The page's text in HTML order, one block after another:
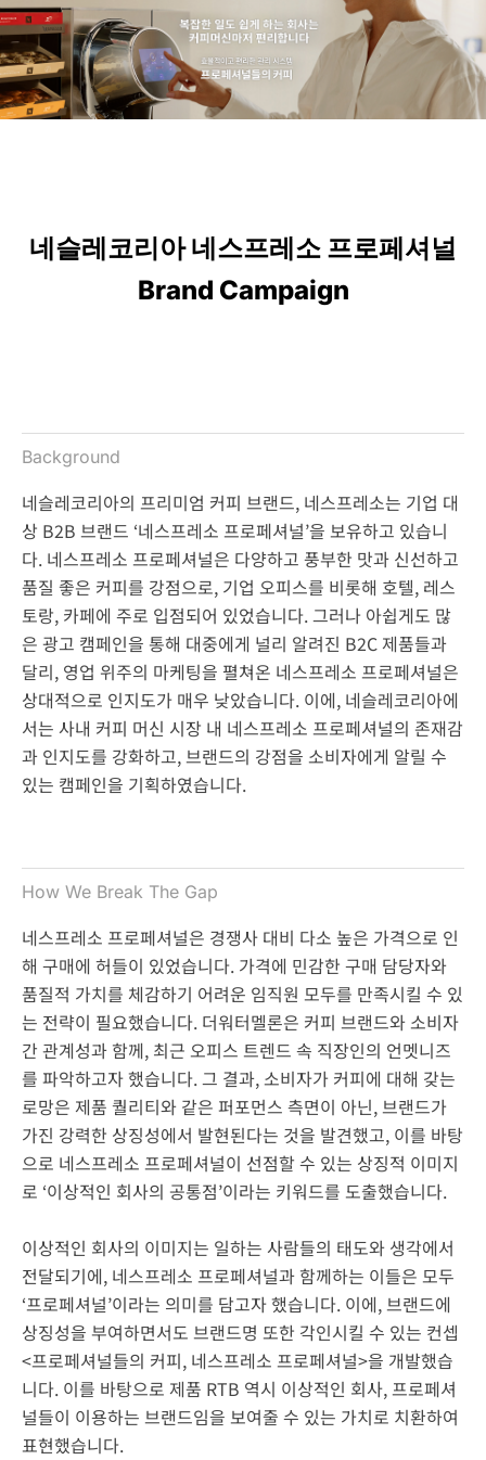
네슬레코리아 네스프레소 프로페셔널
Brand Campaign
Background
네슬레코리아의 프리미엄 커피 브랜드, 네스프레소는 기업 대
상 B2B 브랜드 ‘네스프레소 프로페셔널’을 보유하고 있습니
다. 네스프레소 프로페셔널은 다양하고 풍부한 맛과 신선하고
품질 좋은 커피를 강점으로, 기업 오피스를 비롯해 호텔, 레스
토랑, 카페에 주로 입점되어 있었습니다. 그러나 아쉽게도 많
은 광고 캠페인을 통해 대중에게 널리 알려진 B2C 제품들과
달리, 영업 위주의 마케팅을 펼쳐온 네스프레소 프로페셔널은
상대적으로 인지도가 매우 낮았습니다. 이에, 네슬레코리아에
서는 사내 커피 머신 시장 내 네스프레소 프로페셔널의 존재감
과 인지도를 강화하고, 브랜드의 강점을 소비자에게 알릴 수
있는 캠페인을 기획하였습니다.
How We Break The Gap
네스프레소 프로페셔널은 경쟁사 대비 다소 높은 가격으로 인
해 구매에 허들이 있었습니다. 가격에 민감한 구매 담당자와
품질적 가치를 체감하기 어려운 임직원 모두를 만족시킬 수 있
는 전략이 필요했습니다. 더워터멜론은 커피 브랜드와 소비자
간 관계성과 함께, 최근 오피스 트렌드 속 직장인의 언멧니즈
를 파악하고자 했습니다. 그 결과, 소비자가 커피에 대해 갖는
로망은 제품 퀄리티와 같은 퍼포먼스 측면이 아닌, 브랜드가
가진 강력한 상징성에서 발현된다는 것을 발견했고, 이를 바탕
으로 네스프레소 프로페셔널이 선점할 수 있는 상징적 이미지
로 ‘이상적인 회사의 공통점’이라는 키워드를 도출했습니다.
이상적인 회사의 이미지는 일하는 사람들의 태도와 생각에서
전달되기에, 네스프레소 프로페셔널과 함께하는 이들은 모두
‘프로페셔널’이라는 의미를 담고자 했습니다. 이에, 브랜드에
상징성을 부여하면서도 브랜드명 또한 각인시킬 수 있는 컨셉
<프로페셔널들의 커피, 네스프레소 프로페셔널>을 개발했습
니다. 이를 바탕으로 제품 RTB 역시 이상적인 회사, 프로페셔
널들이 이용하는 브랜드임을 보여줄 수 있는 가치로 치환하여
표현했습니다.